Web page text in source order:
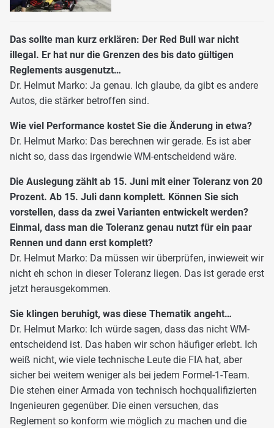
Das sollte man kurz erklären: Der Red Bull war nicht
illegal. Er hat nur die Grenzen des bis dato gültigen
Reglements ausgenutzt…
Dr. Helmut Marko: Ja genau. Ich glaube, da gibt es andere
Autos, die stärker betroffen sind.
Wie viel Performance kostet Sie die Änderung in etwa?
Dr. Helmut Marko: Das berechnen wir gerade. Es ist aber
nicht so, dass das irgendwie WM-entscheidend wäre.
Die Auslegung zählt ab 15. Juni mit einer Toleranz von 20
Prozent. Ab 15. Juli dann komplett. Können Sie sich
vorstellen, dass da zwei Varianten entwickelt werden?
Einmal, dass man die Toleranz genau nutzt für ein paar
Rennen und dann erst komplett?
Dr. Helmut Marko: Da müssen wir überprüfen, inwieweit wir
nicht eh schon in dieser Toleranz liegen. Das ist gerade erst
jetzt herausgekommen.
Sie klingen beruhigt, was diese Thematik angeht…
Dr. Helmut Marko: Ich würde sagen, dass das nicht WM-
entscheidend ist. Das haben wir schon häufiger erlebt. Ich
weiß nicht, wie viele technische Leute die FIA hat, aber
sicher bei weitem weniger als bei jedem Formel-1-Team.
Die stehen einer Armada von technisch hochqualifizierten
Ingenieuren gegenüber. Die einen versuchen, das
Reglement so konform wie möglich zu machen und die